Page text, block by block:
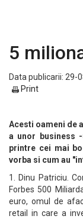
5
Data publicarii: 29-
Print
Acesti oameni de
a unor business
printre cei mai
vorba si cum au
1. Dinu Patriciu.
Forbes 500
euro, omul de
retail in care a